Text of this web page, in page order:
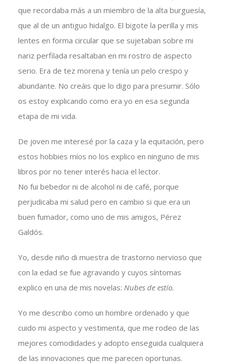
que recordaba más a un miembro de la alta burguesía,
que al de un antiguo hidalgo. El bigote la perilla y mis
lentes en forma circular que se sujetaban sobre mi
nariz perfilada resaltaban en mi rostro de aspecto
serio. Era de tez morena y tenía un pelo crespo y
abundante. No creáis que lo digo para presumir. Sólo
os estoy explicando como era yo en esa segunda
etapa de mi vida.
De joven me interesé por la caza y la equitación, pero
estos hobbies míos no los explico en ninguno de mis
libros por no tener interés hacia el lector.
No fui bebedor ni de alcohol ni de café, porque
perjudicaba mi salud pero en cambio si que era un
buen fumador, como uno de mis amigos, Pérez
Galdós.
Yo, desde niño di muestra de trastorno nervioso que
con la edad se fue agravando y cuyos síntomas
explico en una de mis novelas: Nubes de estío.
Yo me describo como un hombre ordenado y que
cuido mi aspecto y vestimenta, que me rodeo de las
mejores comodidades y adopto enseguida cualquiera
de las innovaciones que me parecen oportunas.